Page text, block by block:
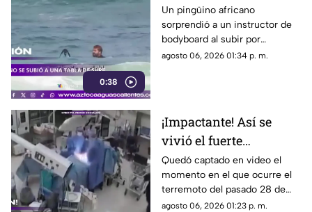
0:38
viraliza
Un pingüino africano
sorprendió a un instructor de
bodyboard al subir por
iniciativa propia a su tabla y
agosto 06, 2026 01:34 p. m.
¡Impactante! Así se
vivió el fuerte
terremoto en el
quirófano de un
hospital
Quedó captado en video el
momento en el que ocurre el
terremoto del pasado 28 de
julio en Japón al interior de un
agosto 06, 2026 01:23 p. m.